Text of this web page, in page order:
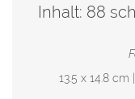
Inhalt: 88
13.5 x 14.8